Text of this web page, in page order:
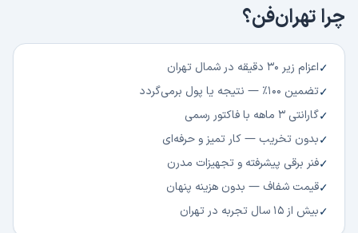
چرا تهران‌فن؟
✓اعزام زیر ۳۰ دقیقه در شمال تهران
✓تضمین ۱۰۰٪ — نتیجه یا پول برمی‌گردد
✓گارانتی ۳ ماهه با فاکتور رسمی
✓بدون تخریب — کار تمیز و حرفه‌ای
✓فنر برقی پیشرفته و تجهیزات مدرن
✓قیمت شفاف — بدون هزینه پنهان
✓بیش از ۱۵ سال تجربه در تهران